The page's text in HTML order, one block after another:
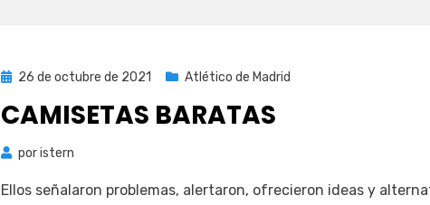
Publicada
26 de octubre de 2021 Atlético de Madrid
CAMISETAS BARATAS
poristern
Ellos señalaron problemas, alertaron, ofrecieron ideas y